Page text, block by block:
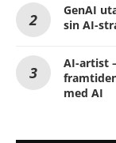
GenAI
sin AI-
AI-artist
med AI